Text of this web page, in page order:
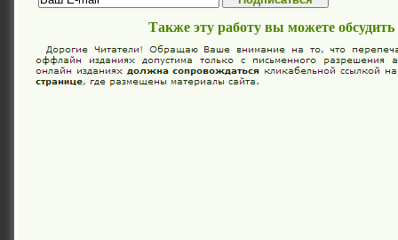
Также эту работу вы можете